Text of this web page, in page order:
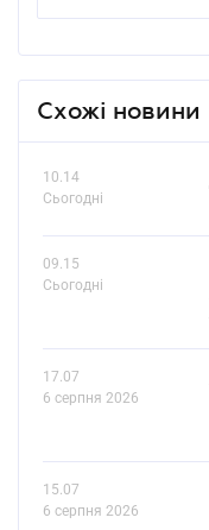
Схожі новини
10.14
Сьогодні
09.15
Сьогодні
17.07
6 серпня 2026
15.07
6 серпня 2026